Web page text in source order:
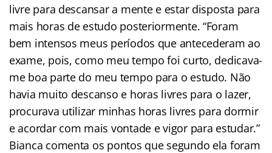
livre para descansar a mente e estar disposta para
mais horas de estudo posteriormente. “Foram
bem intensos meus períodos que antecederam ao
exame, pois, como meu tempo foi curto, dedicava-
me boa parte do meu tempo para o estudo. Não
havia muito descanso e horas livres para o lazer,
procurava utilizar minhas horas livres para dormir
e acordar com mais vontade e vigor para estudar.”
Bianca comenta os pontos que segundo ela foram